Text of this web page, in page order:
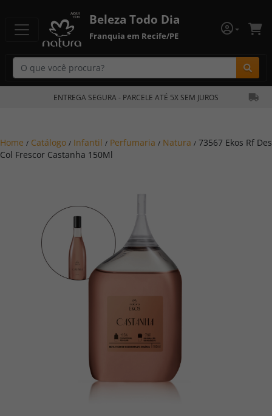
Beleza Todo Dia
Franquia em Recife/PE
ENTREGA SEGURA - PARCELE ATÉ 5X SEM JUROS
Home / Catálogo / Infantil / Perfumaria / Natura / 73567 Ekos Rf Des
Col Frescor Castanha 150Ml